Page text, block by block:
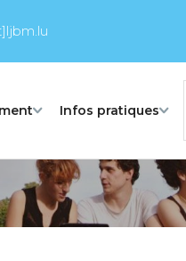
Infos pratiques